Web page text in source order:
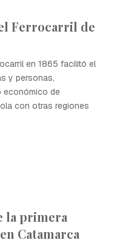
Ferrocarril de
en 1865 facilitó el
y personas,
económico de
con otras regiones
la primera
Catamarca